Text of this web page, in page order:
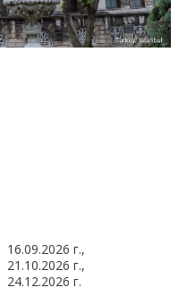
Запитване
16.09.2026 г.,
21.10.2026 г.,
24.12.2026 г.